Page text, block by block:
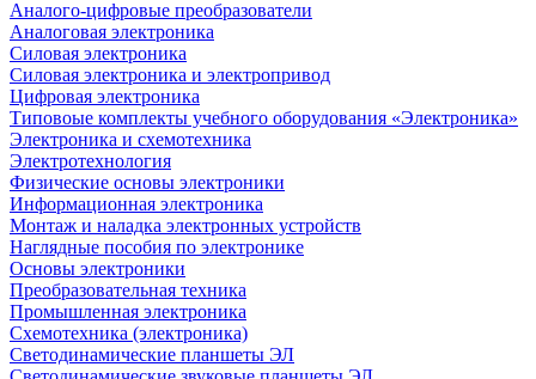
Аналого-цифровые преобразователи
Аналоговая электроника
Cиловая электроника
Cиловая электроника и электропривод
Цифровая электроника
Типовоые комплекты учебного оборудования «Электроника»
Электроника и схемотехника
Электротехнология
Физические основы электроники
Информационная электроника
Монтаж и наладка электронных устройств
Наглядные пособия по электронике
Основы электроники
Преобразовательная техника
Промышленная электроника
Схемотехника (электроника)
Светодинамические планшеты ЭЛ